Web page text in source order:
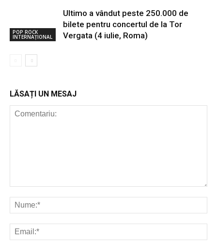
POP ROCK
INTERNAȚIONAL
Ultimo a vândut peste 250.000 de
bilete pentru concertul de la Tor
Vergata (4 iulie, Roma)
LĂSAȚI UN MESAJ